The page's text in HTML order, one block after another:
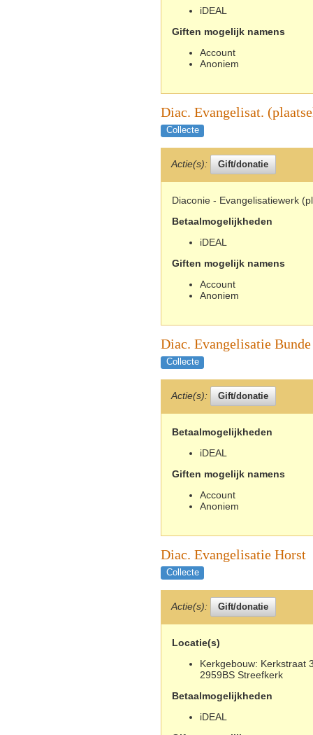
iDEAL
Giften mogelijk namens
Account
Anoniem
Diac. Evangelisat.
Collecte
Actie(s):
Diaconie - Evangelisatiewerk
Betaalmogelijkheden
iDEAL
Giften mogelijk namens
Account
Anoniem
Diac. Evangelisatie Bunde
Collecte
Actie(s):
Betaalmogelijkheden
iDEAL
Giften mogelijk namens
Account
Anoniem
Diac. Evangelisatie Horst
Collecte
Actie(s):
Locatie(s)
Kerkgebouw: Kerkstraat
2959BS Streefkerk
Betaalmogelijkheden
iDEAL